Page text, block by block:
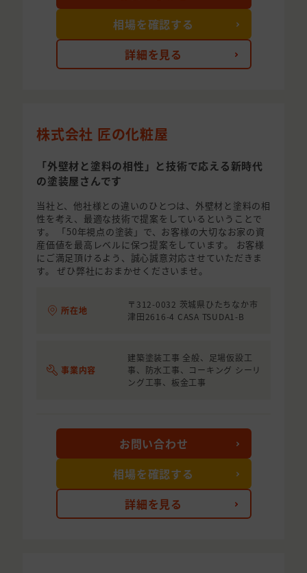
詳細を見る
相場を確認する
株式会社 匠の化粧屋
「外壁材と塗料の相性」と技術で応える新時代
の塗装屋さんです
当社と、他社様との違いのひとつは、外壁材と塗料の相
性を考え、最適な技術で提案をしているということで
す。 「50年視点の塗装」で、お客様の大切なお家の資
産価値を最高レベルに保つ提案をしています。 お客様
にご満足頂けるよう、誠心誠意対応させていただきま
す。 ぜひ弊社におまかせくださいませ。
所在地
〒312-0032 茨城県ひたちなか市
津田2616-4 CASA TSUDA1-B
事業内容
建築塗装工事 全般、足場仮設工
事、防水工事、コーキング シーリ
ング工事、板金工事
詳細を見る
お問い合わせ
相場を確認する